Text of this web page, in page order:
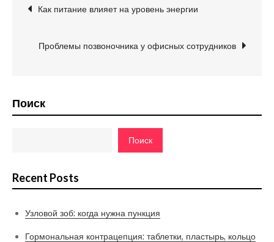
Навигация
по
Как питание влияет на уровень энергии
Проблемы позвоночника у офисных сотрудников
Поиск
Поиск
Recent Posts
Узловой зоб: когда нужна пункция
Гормональная контрацепция: таблетки, пластырь, кольцо